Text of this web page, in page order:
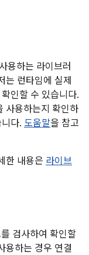
용하는 라이브러
는 런타임에 실제
인할 수 있습니다.
사용하는지 확인하
다. 도움말을 참고
한 내용은 라이브
검사하여 확인할
용하는 경우 연결